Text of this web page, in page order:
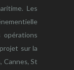
Les
opérations
sur la
Cannes, St